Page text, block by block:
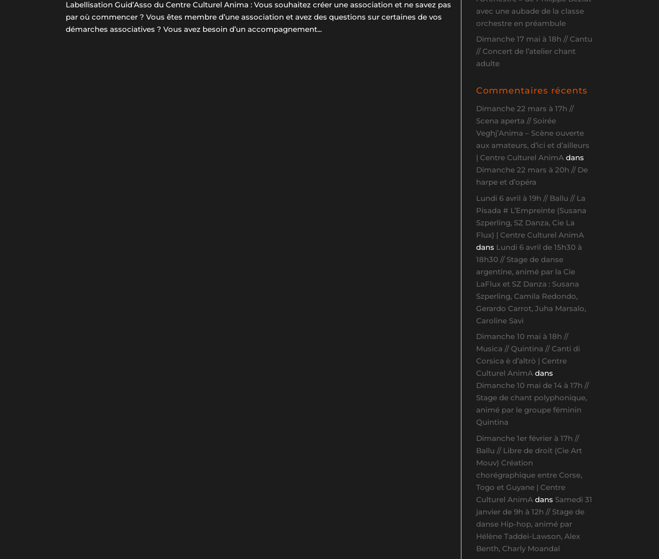
Labellisation Guid’Asso du Centre Culturel Anima : Vous souhaitez créer une association et ne savez pas
par où commencer ? Vous êtes membre d’une association et avez des questions sur certaines de vos
démarches associatives ? Vous avez besoin d’un accompagnement...
avec une aubade de la classe
orchestre en préambule
Dimanche 17 mai à 18h // Cantu
// Concert de l’atelier chant
adulte
Commentaires récents
Dimanche 22 mars à 17h //
Scena aperta // Soirée
Veghj’Anima – Scène ouverte
aux amateurs, d’ici et d’ailleurs
| Centre Culturel AnimAdans
Dimanche 22 mars à 20h // De
harpe et d’opéra
Lundi 6 avril à 19h // Ballu // La
Pisada # L’Empreinte (Susana
Szperling, SZ Danza, Cie La
Flux) | Centre Culturel AnimA
dans Lundi 6 avril de 15h30 à
18h30 // Stage de danse
argentine, animé par la Cie
LaFlux et SZ Danza : Susana
Szperling, Camila Redondo,
Gerardo Carrot, Juha Marsalo,
Caroline Savi
Dimanche 10 mai à 18h //
Musica // Quintina // Canti di
Corsica è d’altrò | Centre
Culturel AnimAdans
Dimanche 10 mai de 14 à 17h //
Stage de chant polyphonique,
animé par le groupe féminin
Quintina
Dimanche 1er février à 17h //
Ballu // Libre de droit (Cie Art
Mouv) Création
chorégraphique entre Corse,
Togo et Guyane | Centre
Culturel AnimA dans Samedi 31
janvier de 9h à 12h // Stage de
danse Hip-hop, animé par
Hélène Taddei-Lawson, Alex
Benth, Charly Moandal